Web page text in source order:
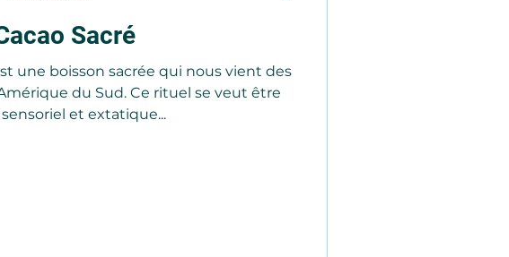
Sacré
une boisson sacrée qui nous vient des
du Sud. Ce rituel se veut être
et extatique...